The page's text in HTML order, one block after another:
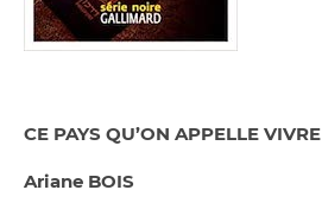
CE PAYS QU’ON APPELLE VIVRE
Ariane BOIS